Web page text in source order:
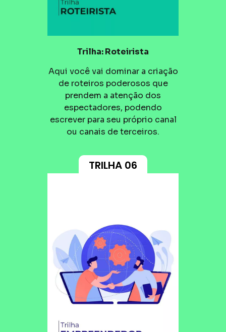
Trilha: Roteirista
Aqui você vai dominar a criação
de roteiros poderosos que
prendem a atenção dos
espectadores, podendo
escrever para seu próprio canal
ou canais de terceiros.
TRILHA 06